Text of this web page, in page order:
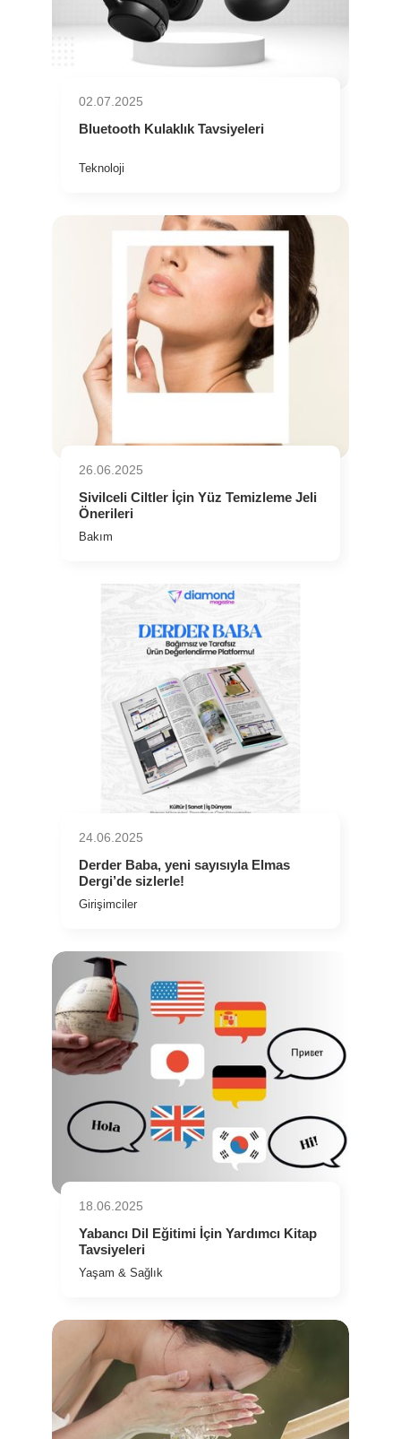
02.07.2025
Bluetooth Kulaklık Tavsiyeleri
Teknoloji
26.06.2025
⁠Sivilceli Ciltler İçin Yüz Temizleme Jeli
Önerileri
Bakım
24.06.2025
Derder Baba, yeni sayısıyla Elmas
Dergi’de sizlerle!
Girişimciler
18.06.2025
Yabancı Dil Eğitimi İçin Yardımcı Kitap
Tavsiyeleri
Yaşam & Sağlık